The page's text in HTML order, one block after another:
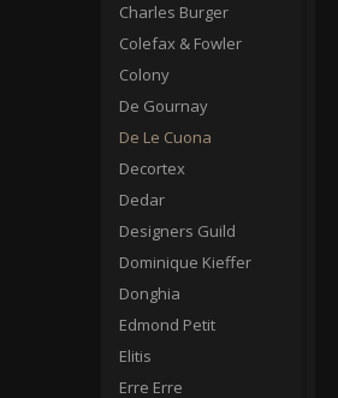
Charles Burger
Colefax & Fowler
Colony
De Gournay
De Le Cuona
Decortex
Dedar
Designers Guild
Dominique Kieffer
Donghia
Edmond Petit
Elitis
Erre Erre